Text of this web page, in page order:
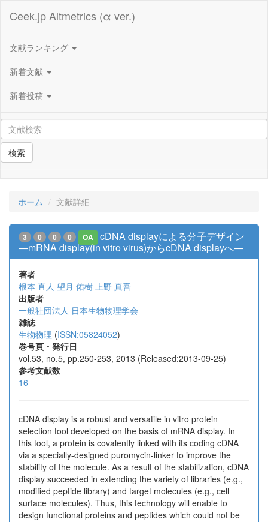
Ceek.jp Altmetrics (α ver.)
文献ランキング
新着文献
新着投稿
検索
ホーム 文献詳細
3 0 0 0 OA
cDNA displayによる分子デザイン
―mRNA display(in vitro virus)からcDNA displayへ―
著者
根本 直人 望月 佑樹 上野 真吾
出版者
一般社団法人 日本生物物理学会
雑誌
生物物理 (ISSN:05824052)
巻号頁・発行日
vol.53, no.5, pp.250-253, 2013 (Released:2013-09-25)
参考文献数
16
cDNA display is a robust and versatile in vitro protein
selection tool developed on the basis of mRNA display. In
this tool, a protein is covalently linked with its coding cDNA
via a specially-designed puromycin-linker to improve the
stability of the molecule. As a result of the stabilization, cDNA
display succeeded in extending the variety of libraries (e.g.,
modified peptide library) and target molecules (e.g., cell
surface molecules). Thus, this technology will enable to
design functional proteins and peptides which could not be